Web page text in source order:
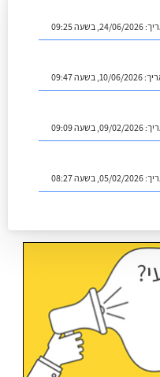
24/06/2026, בשעה 09:25
10/06/2026, בשעה 09:47
09/02/2026, בשעה 09:09
05/02/2026, בשעה 08:27
02/07/2026, בשעה 08:53